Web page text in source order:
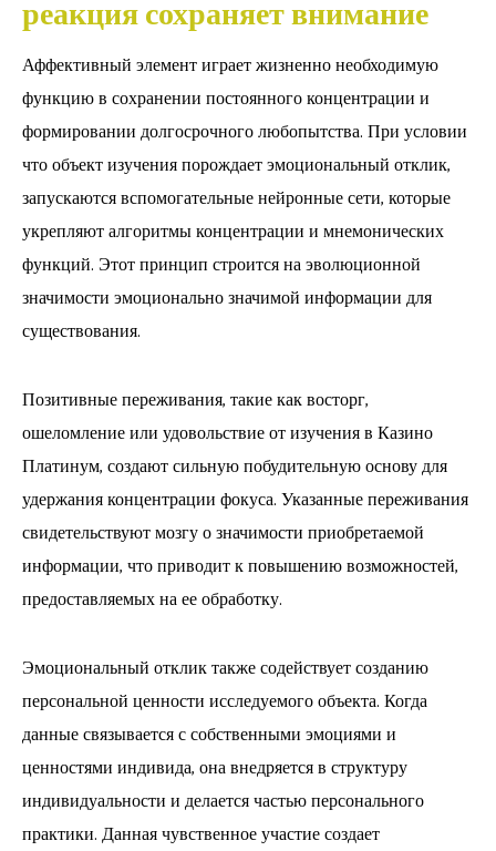
реакция сохраняет внимание
Аффективный элемент играет жизненно необходимую
функцию в сохранении постоянного концентрации и
формировании долгосрочного любопытства. При условии
что объект изучения порождает эмоциональный отклик,
запускаются вспомогательные нейронные сети, которые
укрепляют алгоритмы концентрации и мнемонических
функций. Этот принцип строится на эволюционной
значимости эмоционально значимой информации для
существования.
Позитивные переживания, такие как восторг,
ошеломление или удовольствие от изучения в Казино
Платинум, создают сильную побудительную основу для
удержания концентрации фокуса. Указанные переживания
свидетельствуют мозгу о значимости приобретаемой
информации, что приводит к повышению возможностей,
предоставляемых на ее обработку.
Эмоциональный отклик также содействует созданию
персональной ценности исследуемого объекта. Когда
данные связывается с собственными эмоциями и
ценностями индивида, она внедряется в структуру
индивидуальности и делается частью персонального
практики. Данная чувственное участие создает